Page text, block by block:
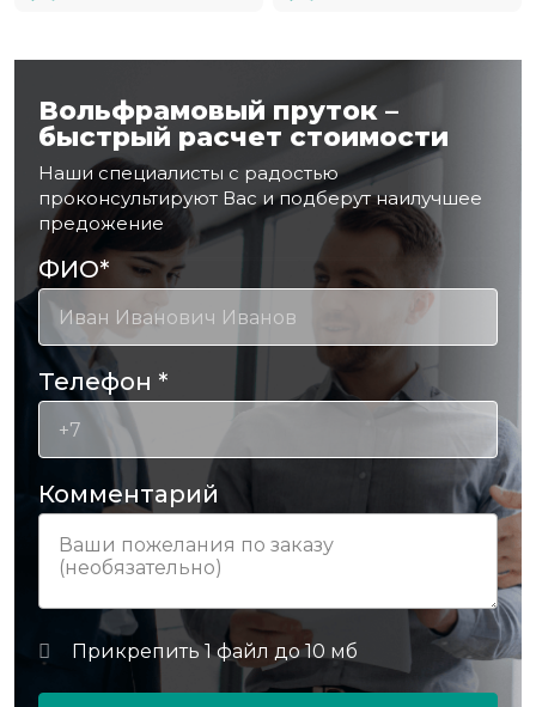
Вольфрамовый пруток –
быстрый расчет стоимости
Наши специалисты с радостью
проконсультируют Вас и подберут наилучшее
предожение
ФИО*
Телефон *
Комментарий